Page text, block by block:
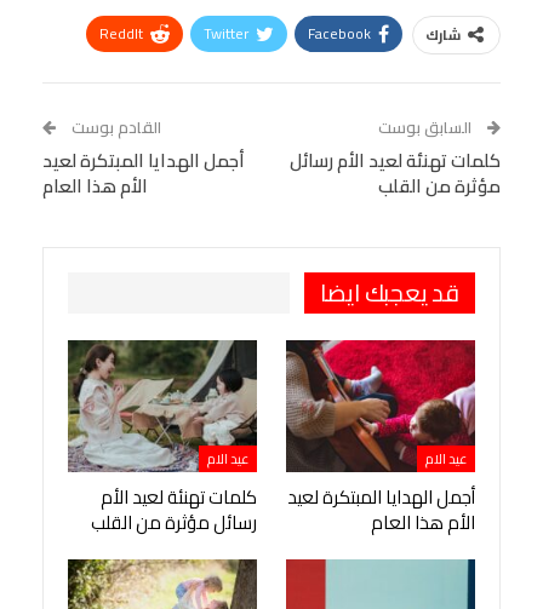
شارك Facebook
Twitter
ReddIt
Tumblr
البريد الإلكتروني
StumbleUpon
VK
Digg
Viber
السابق بوست
كلمات تهنئة لعيد الأم رسائل
مؤثرة من القلب
القادم بوست
أجمل الهدايا المبتكرة لعيد
الأم هذا العام
قد يعجبك ايضا
عيد الام
أجمل الهدايا المبتكرة لعيد
الأم هذا العام
عيد الام
كلمات تهنئة لعيد الأم
رسائل مؤثرة من القلب